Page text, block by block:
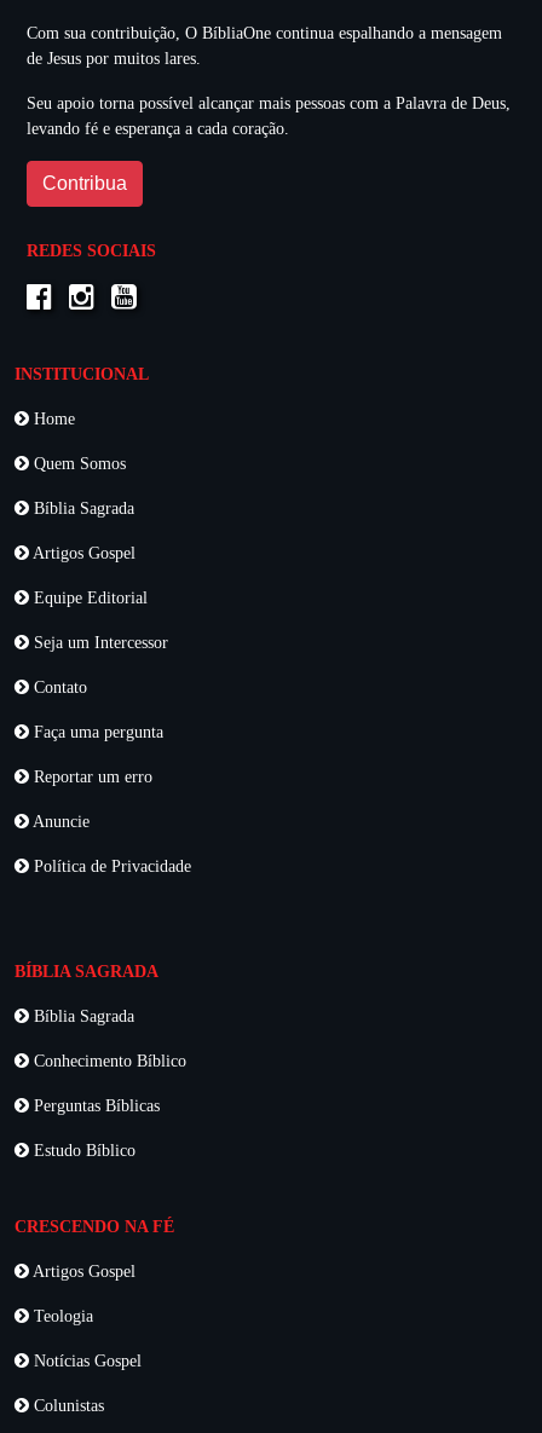
Com sua contribuição, O BíbliaOne continua espalhando a mensagem
de Jesus por muitos lares.
Seu apoio torna possível alcançar mais pessoas com a Palavra de Deus,
levando fé e esperança a cada coração.
Contribua
REDES SOCIAIS
INSTITUCIONAL
Home
Quem Somos
Bíblia Sagrada
Artigos Gospel
Equipe Editorial
Seja um Intercessor
Contato
Faça uma pergunta
Reportar um erro
Anuncie
Política de Privacidade
BÍBLIA SAGRADA
Bíblia Sagrada
Conhecimento Bíblico
Perguntas Bíblicas
Estudo Bíblico
CRESCENDO NA FÉ
Artigos Gospel
Teologia
Notícias Gospel
Colunistas